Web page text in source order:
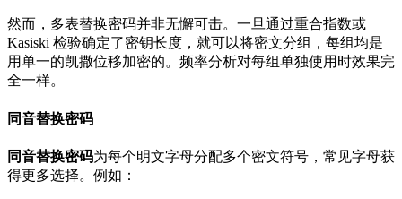
然而，多表替换密码并非无懈可击。一旦通过重合指数或
Kasiski 检验确定了密钥长度，就可以将密文分组，每组均是
用单一的凯撒位移加密的。频率分析对每组单独使用时效果完
全一样。
同音替换密码
同音替换密码为每个明文字母分配多个密文符号，常见字母获
得更多选择。例如：